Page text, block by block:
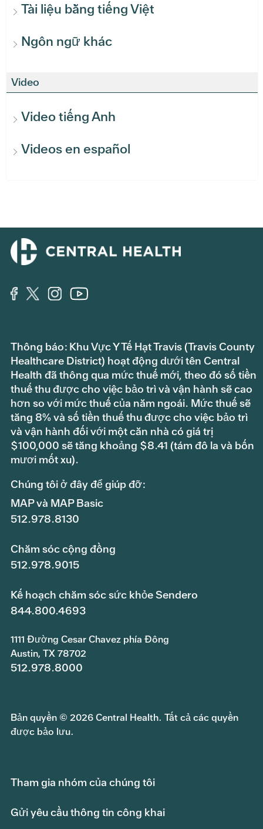
Tài liệu bằng tiếng Việt
Ngôn ngữ khác
Video
Video tiếng Anh
Videos en español
Thông báo: Khu Vực Y Tế Hạt Travis (Travis County
Healthcare District) hoạt động dưới tên Central
Health đã thông qua mức thuế mới, theo đó số tiền
thuế thu được cho việc bảo trì và vận hành sẽ cao
hơn so với mức thuế của năm ngoái. Mức thuế sẽ
tăng 8% và số tiền thuế thu được cho việc bảo trì
và vận hành đối với một căn nhà có giá trị
$100,000 sẽ tăng khoảng $8.41 (tám đô la và bốn
mươi mốt xu).
Chúng tôi ở đây để giúp đỡ:
MAP và MAP Basic
512.978.8130
Chăm sóc cộng đồng
512.978.9015
Kế hoạch chăm sóc sức khỏe Sendero
844.800.4693
1111 Đường Cesar Chavez phía Đông
Austin, TX 78702
512.978.8000
Bản quyền © 2026 Central Health. Tất cả các quyền
được bảo lưu.
Tham gia nhóm của chúng tôi
Gửi yêu cầu thông tin công khai